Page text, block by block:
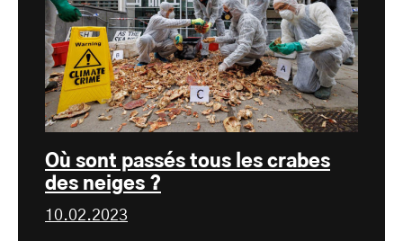
Où sont passés tous les crabes
des neiges ?
10.02.2023